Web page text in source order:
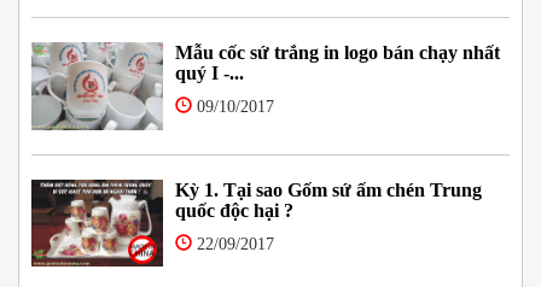
Mẫu cốc sứ trắng in logo bán chạy nhất
quý I -...
09/10/2017
Kỳ 1. Tại sao Gốm sứ ấm chén Trung
quốc độc hại ?
22/09/2017